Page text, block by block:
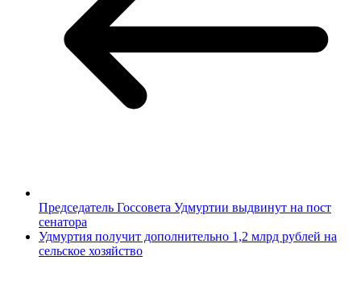
Председатель Госсовета Удмуртии выдвинут на пост
сенатора
Удмуртия получит дополнительно 1,2 млрд рублей на
сельское хозяйство